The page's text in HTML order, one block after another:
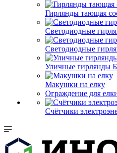
Гирлянды тающая
Светодиодные
Светодиодные
Уличные гирлянды
Макушки на елку
Ограждение для
Счётчики